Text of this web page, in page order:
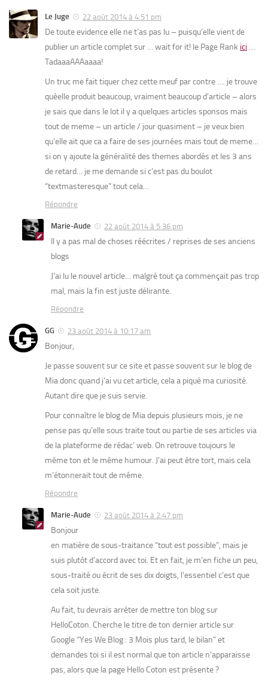
Le Juge 22 août 2014 à 4:51 pm
De toute evidence elle ne t’as pas lu – puisqu’elle vient de
publier un article complet sur … wait for it! le Page Rank ici …
TadaaaAAAaaaa!
Un truc me fait tiquer chez cette meuf par contre …. je trouve
quèelle produit beaucoup, vraiment beaucoup d’article – alors
je sais que dans le lot il y a quelques articles sponsos mais
tout de meme – un article / jour quasiment – je veux bien
qu’elle ait que ca a faire de ses journées mais tout de meme…
si on y ajoute la généralité des themes abordés et les 3 ans
de retard… je me demande si c’est pas du boulot
“textmasteresque” tout cela…
Répondre
Marie-Aude 22 août 2014 à 5:36 pm
Il y a pas mal de choses réécrites / reprises de ses anciens
blogs
J’ai lu le nouvel article… malgré tout ça commençait pas trop
mal, mais la fin est juste délirante.
Répondre
GG 23 août 2014 à 10:17 am
Bonjour,
Je passe souvent sur ce site et passe souvent sur le blog de
Mia donc quand j’ai vu cet article, cela a piqué ma curiosité.
Autant dire que je suis servie.
Pour connaître le blog de Mia depuis plusieurs mois, je ne
pense pas qu’elle sous traite tout ou partie de ses articles via
de la plateforme de rédac’ web. On retrouve toujours le
même ton et le même humour. J’ai peut être tort, mais cela
m’étonnerait tout de même.
Répondre
Marie-Aude 23 août 2014 à 2:47 pm
Bonjour
en matière de sous-traitance “tout est possible”, mais je
suis plutôt d’accord avec toi. Et en fait, je m’en fiche un peu,
sous-traité ou écrit de ses dix doigts, l’essentiel c’est que
cela soit juste.
Au fait, tu devrais arrêter de mettre ton blog sur
HelloCoton. Cherche le titre de ton dernier article sur
Google “Yes We Blog : 3 Mois plus tard, le bilan” et
demandes toi si il est normal que ton article n’apparaisse
pas, alors que la page Hello Coton est présente ?